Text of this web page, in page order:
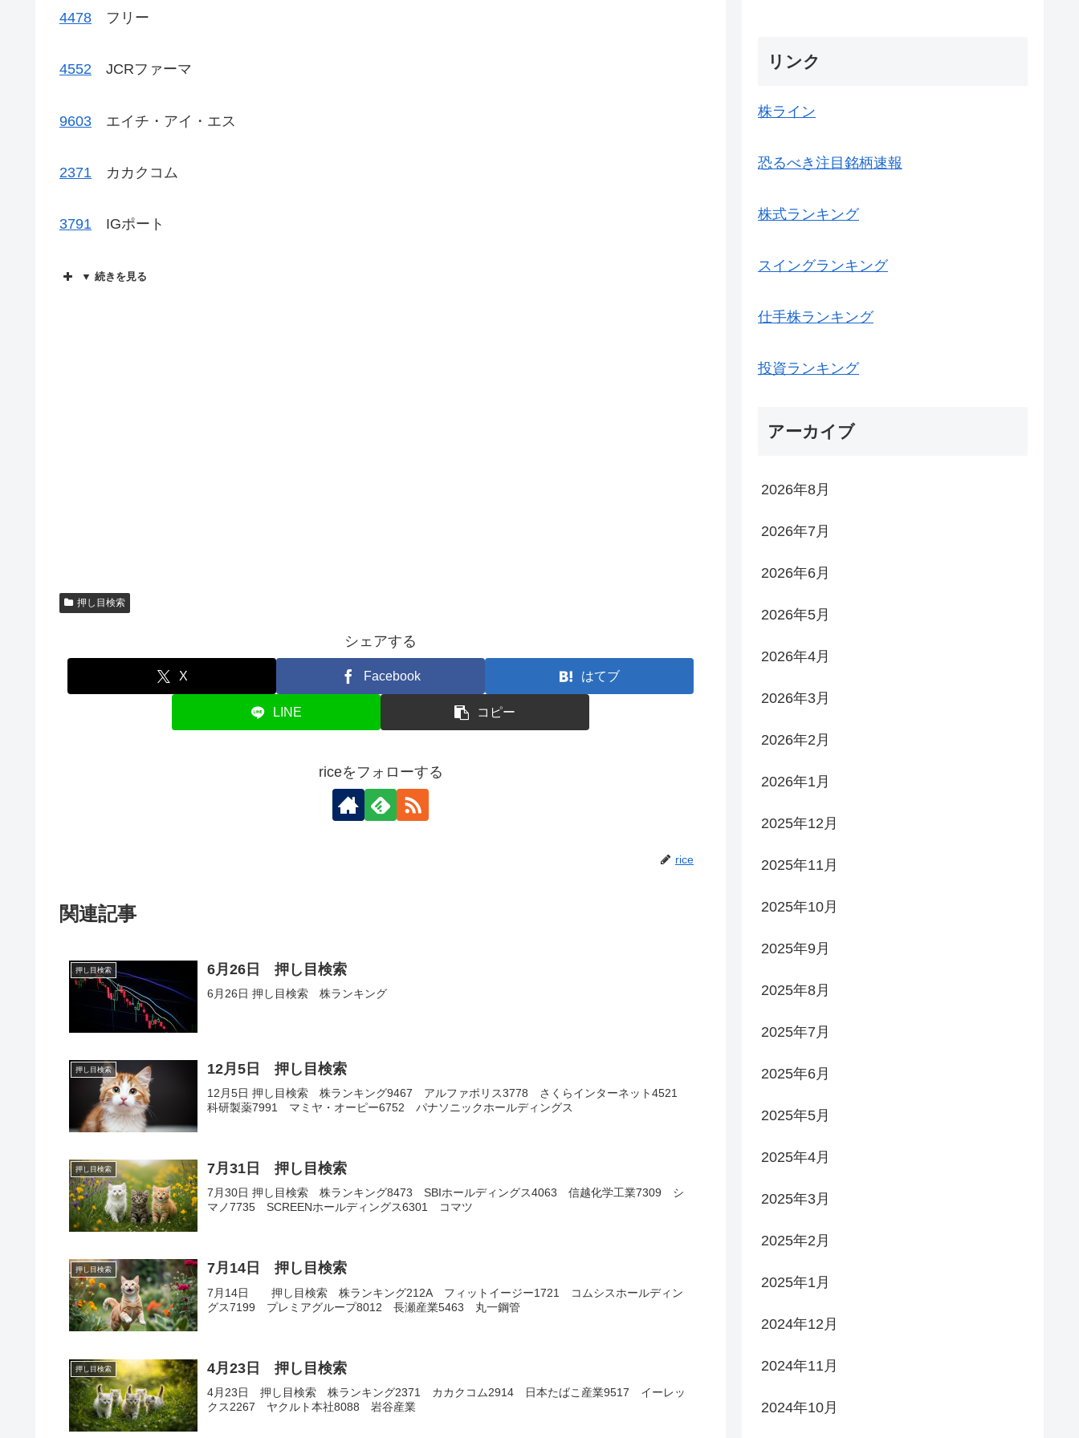
4478 フリー
4552 JCRファーマ
9603 エイチ・アイ・エス
2371 カカクコム
3791 IGポート
▼ 続きを見る
押し目検索
シェアする
X Facebook はてブ
LINE コピー
riceをフォローする
rice
関連記事
押し目検索 6月26日 押し目検索
6月26日 押し目検索 株ランキング
押し目検索 12月5日 押し目検索
12月5日 押し目検索 株ランキング9467 アルファポリス3778 さくらインターネット4521
科研製薬7991 マミヤ・オーピー6752 パナソニックホールディングス
押し目検索 7月31日 押し目検索
7月30日 押し目検索 株ランキング8473 SBIホールディングス4063 信越化学工業7309 シ
マノ7735 SCREENホールディングス6301 コマツ
押し目検索 7月14日 押し目検索
7月14日 押し目検索 株ランキング212A フィットイージー1721 コムシスホールディン
グス7199 プレミアグループ8012 長瀬産業5463 丸一鋼管
押し目検索 4月23日 押し目検索
4月23日 押し目検索 株ランキング2371 カカクコム2914 日本たばこ産業9517 イーレッ
クス2267 ヤクルト本社8088 岩谷産業
リンク
株ライン
恐るべき注目銘柄速報
株式ランキング
スイングランキング
仕手株ランキング
投資ランキング
アーカイブ
2026年8月
2026年7月
2026年6月
2026年5月
2026年4月
2026年3月
2026年2月
2026年1月
2025年12月
2025年11月
2025年10月
2025年9月
2025年8月
2025年7月
2025年6月
2025年5月
2025年4月
2025年3月
2025年2月
2025年1月
2024年12月
2024年11月
2024年10月